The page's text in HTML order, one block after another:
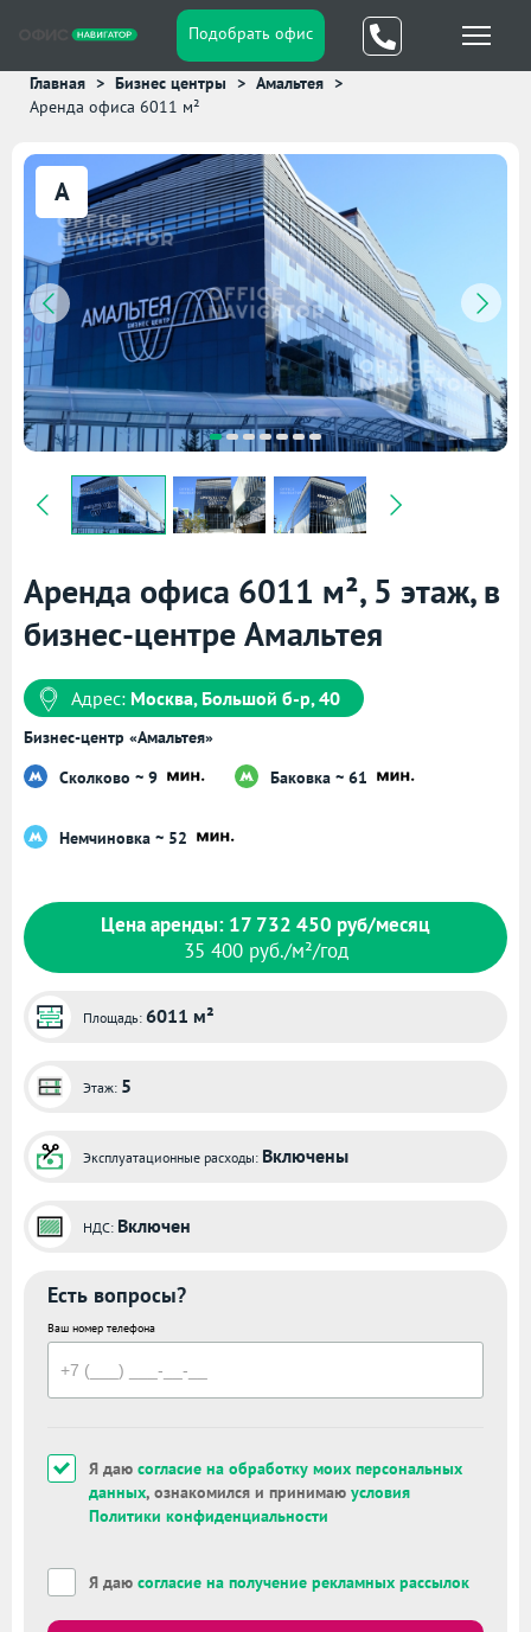
Подобрать офис
Главная Бизнес центры
Амальтея
Аренда офиса 6011 м²
A
Аренда офиса 6011 м², 5 этаж, в
бизнес-центре Амальтея
Адрес: Москва, Большой б-р, 40
Бизнес-центр «Амальтея»
Сколково ~ 9
Баковка ~ 61
Немчиновка ~ 52
Цена аренды: 17 732 450 руб/месяц
35 400 руб./м²/год
Площадь: 6011 м²
Этаж: 5
Эксплуатационные расходы: Включены
НДС: Включен
Есть вопросы?
Ваш номер телефона
Я даю согласие на обработку моих персональных
данных, ознакомился и принимаю условия
Политики конфиденциальности
Я даю согласие на получение рекламных рассылок